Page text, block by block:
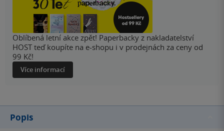
Oblíbená letní akce zpět! Paperbacky z nakladatelství
HOST teď koupíte na e-shopu i v prodejnách za ceny od
99 Kč!
Více informací
Popis